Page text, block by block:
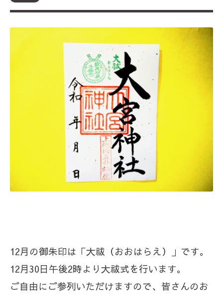
12月の御朱印は「大祓（おおはらえ）」です。
12月30日午後2時より大祓式を行います。
ご自由にご参列いただけますので、皆さんのお